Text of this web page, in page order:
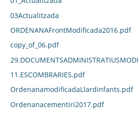
03Actualitzada
ORDENANAFrontModificada2016.pdf
copy_of_06.pdf
11.ESCOMBRARIES.pdf
OrdenanamodificadaLlardinfants.pdf
Ordenanacementiri2017.pdf